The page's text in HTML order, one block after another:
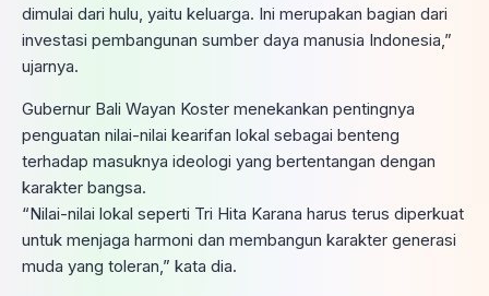
dimulai dari hulu, yaitu keluarga. Ini merupakan bagian dari
investasi pembangunan sumber daya manusia Indonesia,”
ujarnya.
Gubernur Bali Wayan Koster menekankan pentingnya
penguatan nilai-nilai kearifan lokal sebagai benteng
terhadap masuknya ideologi yang bertentangan dengan
karakter bangsa.
“Nilai-nilai lokal seperti Tri Hita Karana harus terus diperkuat
untuk menjaga harmoni dan membangun karakter generasi
muda yang toleran,” kata dia.